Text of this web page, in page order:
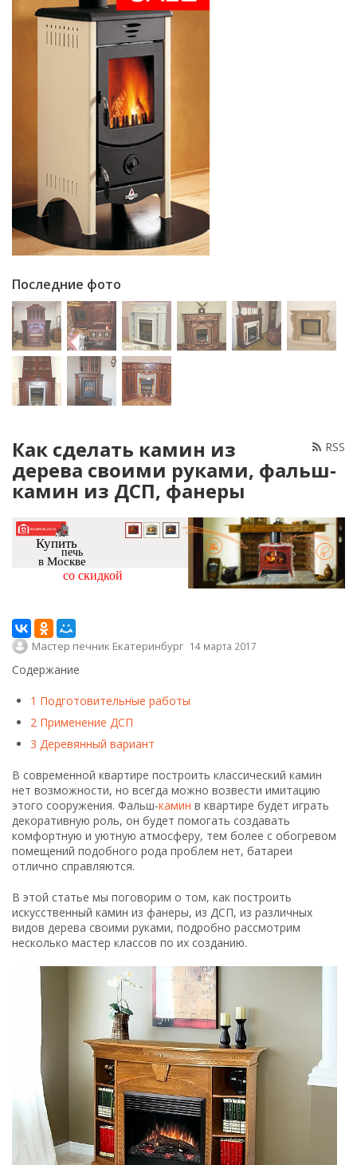
Последние фото
RSS
Как сделать камин из
дерева своими руками, фальш-
камин из ДСП, фанеры
Купить
печь
в Москве
со скидкой
Мастер печник Екатеринбург 14 марта 2017
Содержание
1 Подготовительные работы
2 Применение ДСП
3 Деревянный вариант
В современной квартире построить классический камин
нет возможности, но всегда можно возвести имитацию
этого сооружения. Фальш-камин в квартире будет играть
декоративную роль, он будет помогать создавать
комфортную и уютную атмосферу, тем более с обогревом
помещений подобного рода проблем нет, батареи
отлично справляются.
В этой статье мы поговорим о том, как построить
искусственный камин из фанеры, из ДСП, из различных
видов дерева своими руками, подробно рассмотрим
несколько мастер классов по их созданию.